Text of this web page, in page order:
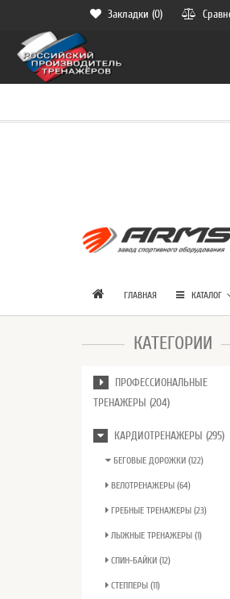
Закладки (0)
ГЛАВНАЯ КАТАЛОГ
КАТЕГОРИИ
ПРОФЕССИОНАЛЬНЫЕ
ТРЕНАЖЕРЫ (204)
КАРДИОТРЕНАЖЕРЫ (295)
БЕГОВЫЕ ДОРОЖКИ (122)
ВЕЛОТРЕНАЖЕРЫ (64)
ГРЕБНЫЕ ТРЕНАЖЕРЫ (23)
ЛЫЖНЫЕ ТРЕНАЖЕРЫ (1)
СПИН-БАЙКИ (12)
СТЕППЕРЫ (11)